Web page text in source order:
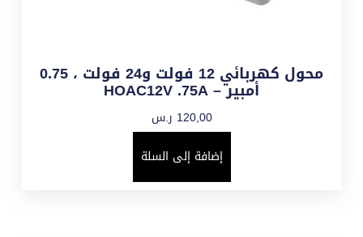
محول كهربائي 12 فولت و24 فولت ، 0.75
أمبير – HOAC12V .75A
120,00 ر.س
إضافة إلى السلة